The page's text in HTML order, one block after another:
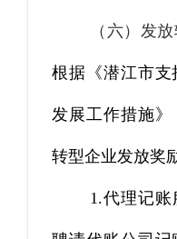
（六）发
根据 《潜江市
发展工作措施》
转型企业发放奖
1.代理记账